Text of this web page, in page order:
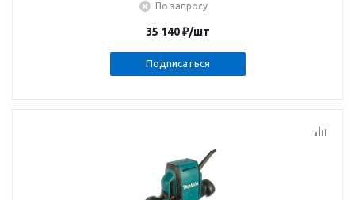
По запросу
35 140₽/шт
Подписаться